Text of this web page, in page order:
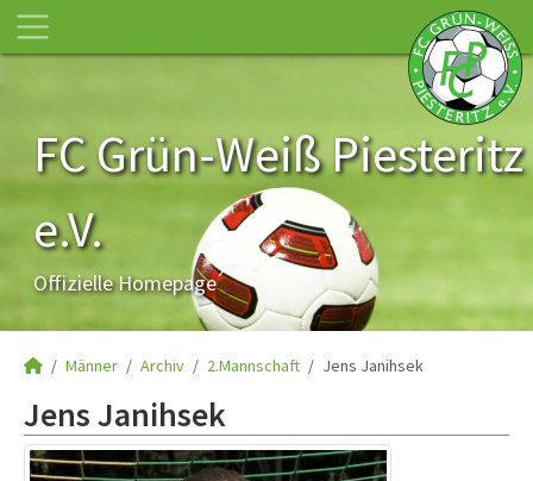
FC Grün-Weiß Piesteritz
e.V.
Offizielle Homepage
Männer Archiv 2.Mannschaft Jens Janihsek
Jens Janihsek